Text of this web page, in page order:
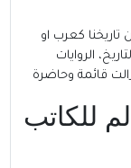
تاريخنا كعرب او
الروايات
قائمة وحاضرة
للكاتب